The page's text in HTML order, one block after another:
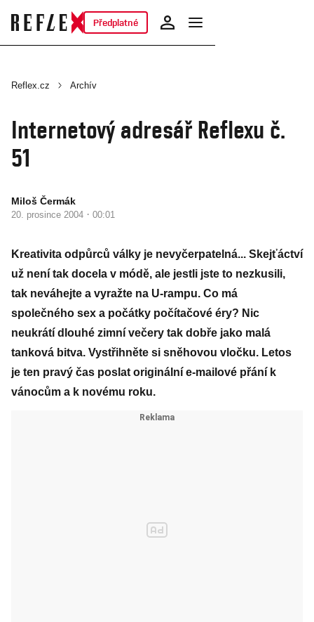
Předplatné
Reflex.cz Archív
Internetový adresář Reflexu č.
51
Miloš Čermák
20. prosince 2004 · 00:01
Kreativita odpůrců války je nevyčerpatelná... Skejťáctví
už není tak docela v módě, ale jestli jste to nezkusili,
tak neváhejte a vyražte na U-rampu. Co má
společného sex a počátky počítačové éry? Nic
neukrátí dlouhé zimní večery tak dobře jako malá
tanková bitva. Vystřihněte si sněhovou vločku. Letos
je ten pravý čas poslat originální e-mailové přání k
vánocům a k novému roku.